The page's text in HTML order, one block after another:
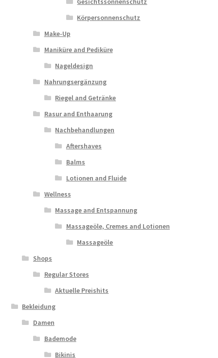
Körpersonnenschutz
Make-Up
Maniküre and Pediküre
Nageldesign
Nahrungsergänzung
Riegel and Getränke
Rasur and Enthaarung
Nachbehandlungen
Aftershaves
Balms
Lotionen and Fluide
Wellness
Massage and Entspannung
Massageöle, Cremes and Lotionen
Massageöle
Shops
Regular Stores
Aktuelle Preishits
Bekleidung
Damen
Bademode
Bikinis